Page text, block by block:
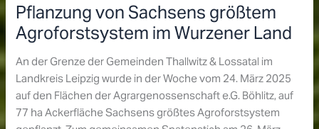
Pflanzung von Sachsens größtem
Agroforstsystem im Wurzener Land
An der Grenze der Gemeinden Thallwitz & Lossatal im
Landkreis Leipzig wurde in der Woche vom 24. März 2025
auf den Flächen der Agrargenossenschaft e.G. Böhlitz, auf
77 ha Ackerfläche Sachsens größtes Agroforstsystem